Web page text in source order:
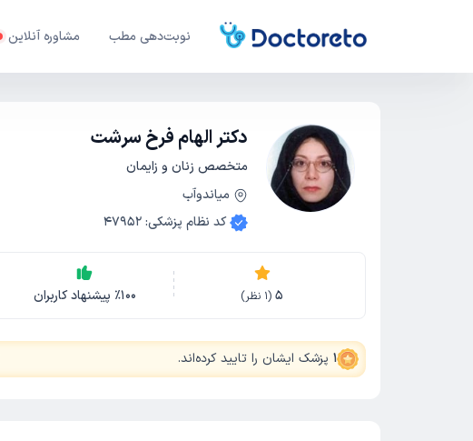
نوبت‌دهی مطب مشاوره آنلاین
دکتر الهام فرخ سرشت
متخصص زنان و زایمان
میاندوآب
کد نظام پزشکی:
47952
5
(
1 نظر) ٪100 پیشنهاد کاربران
1 پزشک ایشان را تایید کرده‌اند.